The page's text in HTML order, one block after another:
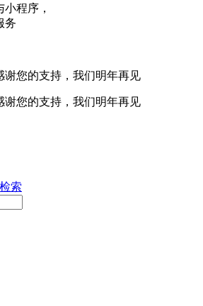
程序，
务
谢您的支持，我们明年再见
谢您的支持，我们明年再见
索